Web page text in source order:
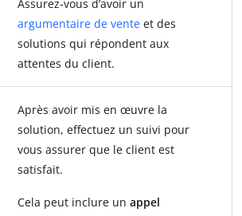
Assurez-vous d’avoir un
argumentaire de vente et des
solutions qui répondent aux
attentes du client.
Après avoir mis en œuvre la
solution, effectuez un suivi pour
vous assurer que le client est
satisfait.
Cela peut inclure un appel